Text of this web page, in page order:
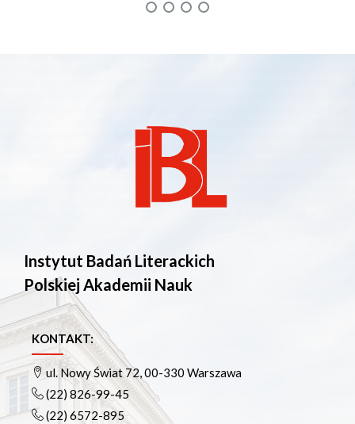
Instytut Badań Literackich
Polskiej Akademii Nauk
KONTAKT:
ul. Nowy Świat 72, 00-330 Warszawa
(22) 826-99-45
(22) 6572-895